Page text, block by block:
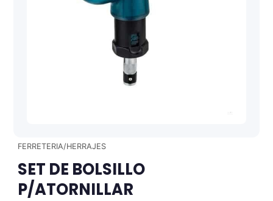
FERRETERIA/HERRAJES
SET DE BOLSILLO
P/ATORNILLAR